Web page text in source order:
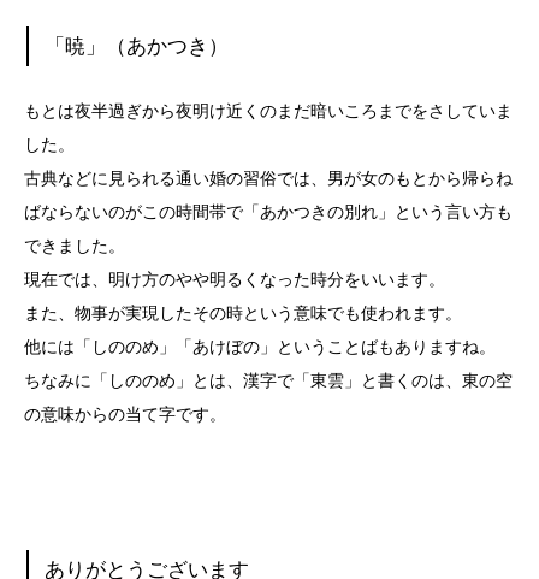
「暁」（あかつき）
もとは夜半過ぎから夜明け近くのまだ暗いころまでをさしていま
した。
古典などに見られる通い婚の習俗では、男が女のもとから帰らね
ばならないのがこの時間帯で「あかつきの別れ」という言い方も
できました。
現在では、明け方のやや明るくなった時分をいいます。
また、物事が実現したその時という意味でも使われます。
他には「しののめ」「あけぼの」ということばもありますね。
ちなみに「しののめ」とは、漢字で「東雲」と書くのは、東の空
の意味からの当て字です。
ありがとうございます